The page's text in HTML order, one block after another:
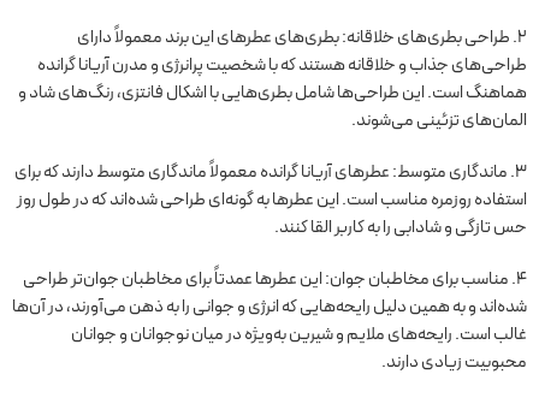
2. طراحی بطری‌های خلاقانه: بطری‌های عطرهای این برند معمولاً دارای
طراحی‌های جذاب و خلاقانه هستند که با شخصیت پرانرژی و مدرن آریانا گرانده
هماهنگ است. این طراحی‌ها شامل بطری‌هایی با اشکال فانتزی، رنگ‌های شاد و
المان‌های تزئینی می‌شوند.
3. ماندگاری متوسط: عطرهای آریانا گرانده معمولاً ماندگاری متوسط دارند که برای
استفاده روزمره مناسب است. این عطرها به گونه‌ای طراحی شده‌اند که در طول روز
حس تازگی و شادابی را به کاربر القا کنند.
4. مناسب برای مخاطبان جوان: این عطرها عمدتاً برای مخاطبان جوان‌تر طراحی
شده‌اند و به همین دلیل رایحه‌هایی که انرژی و جوانی را به ذهن می‌آورند، در آن‌ها
غالب است. رایحه‌های ملایم و شیرین به‌ویژه در میان نوجوانان و جوانان
محبوبیت زیادی دارند.